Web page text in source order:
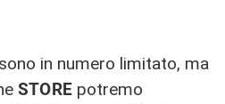
in numero limitato, ma
STORE potremo